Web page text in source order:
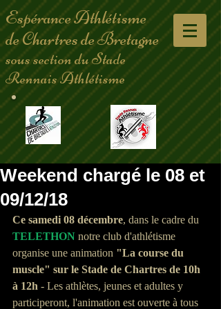
Espérance Athlétisme
de Chartres de Bretagne
sous section du Stade
Rennais Athlétisme
Weekend chargé le 08 et
09/12/18
Ce samedi 08 décembre, dans le cadre du
TELETHON notre club d'athlétisme
organise une animation "La course du
muscle" sur le Stade de Chartres de 10h
à 12h - Les athlètes, jeunes et adultes y
participeront, l'animation est ouverte à tous